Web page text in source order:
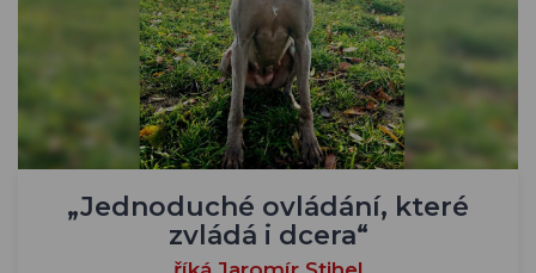
„Jednoduché ovládání, které
zvládá i dcera“